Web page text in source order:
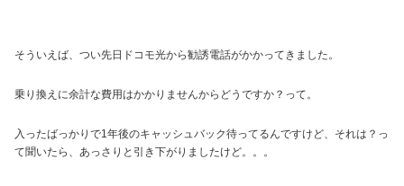
そういえば、つい先日ドコモ光から勧誘電話がかかってきました。
乗り換えに余計な費用はかかりませんからどうですか？って。
入ったばっかりで1年後のキャッシュバック待ってるんですけど、それは？っ
て聞いたら、あっさりと引き下がりましたけど。。。